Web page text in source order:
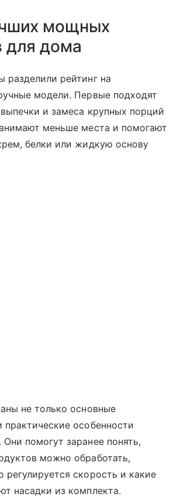
мощных
для дома
разделили рейтинг на
модели. Первые подходят
и замеса крупных порций
меньше места и помогают
белки или жидкую основу
не только основные
особенности
помогут заранее понять,
можно обработать,
регулируется скорость и какие
насадки из комплекта.